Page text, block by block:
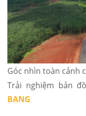
Góc nhìn toàn cảnh
Trải nghiệm bản
BANG